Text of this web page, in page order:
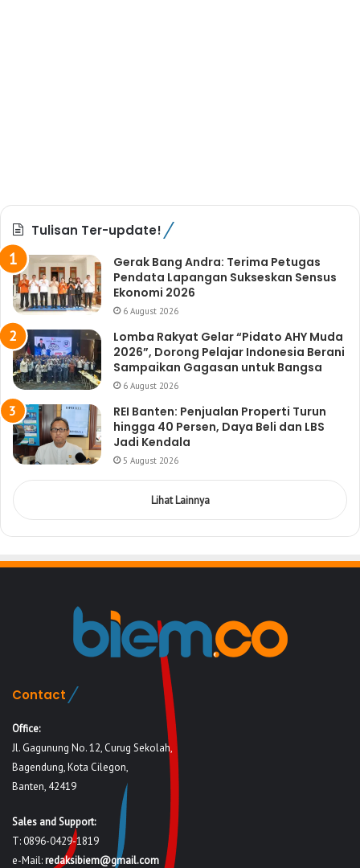
Tulisan Ter-update!
Gerak Bang Andra: Terima Petugas
Pendata Lapangan Sukseskan Sensus
Ekonomi 2026
6 August 2026
Lomba Rakyat Gelar “Pidato AHY Muda
2026”, Dorong Pelajar Indonesia Berani
Sampaikan Gagasan untuk Bangsa
6 August 2026
REI Banten: Penjualan Properti Turun
hingga 40 Persen, Daya Beli dan LBS
Jadi Kendala
5 August 2026
Lihat Lainnya
Contact
Office:
Jl. Gagunung No. 12, Curug Sekolah,
Bagendung, Kota Cilegon,
Banten, 42419
Sales and Support:
T: 0896-0429-1819
e-Mail:redaksibiem@gmail.com